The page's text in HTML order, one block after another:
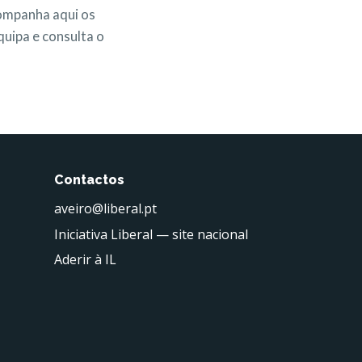
aqui os
e consulta o
Contactos
aveiro@liberal.pt
Iniciativa Liberal — site nacional
Aderir à IL